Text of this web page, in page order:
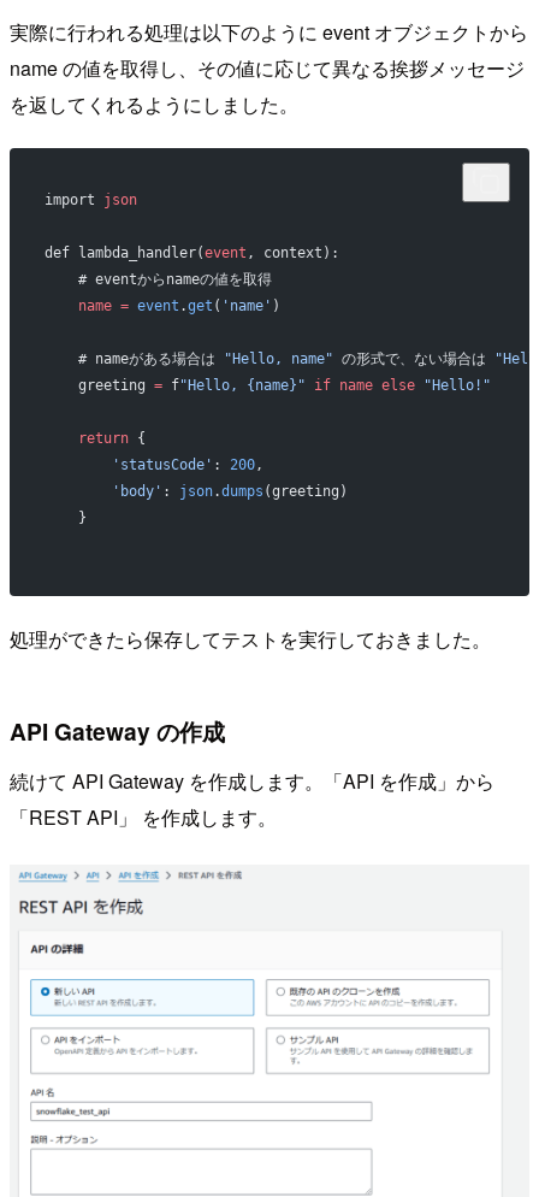
実際に行われる処理は以下のように event オブジェクトから
name の値を取得し、その値に応じて異なる挨拶メッセージ
を返してくれるようにしました。
import json
def lambda_handler(event , context):
    # eventからnameの値を取得
    name
= event .get ( 'name' )
    # nameがある場合は
"Hello, name" の形式で、ない場合は
    greeting
= f"Hello, {name}" if name else "Hello!"
    return
{
        'statusCode'
: 200,
        'body'
: json.dumps (greeting)
    }
処理ができたら保存してテストを実行しておきました。
API Gateway の作成
続けて API Gateway を作成します。「API を作成」から
「REST API」 を作成します。